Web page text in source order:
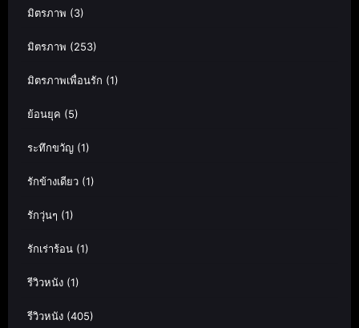
มิตรภาพ (3)
มิตรภาพ (253)
มิตรภาพเพื่อนรัก (1)
ย้อนยุค (5)
ระทึกขวัญ (1)
รักข้างเดียว (1)
รักวุ่นๆ (1)
รักเร่าร้อน (1)
รีวิวหนัง (1)
รีวิวหนัง (405)